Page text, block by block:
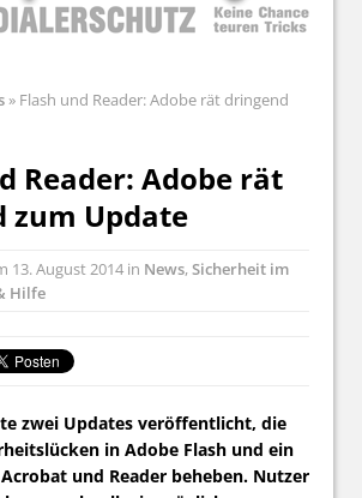
» Flash und Reader: Adobe rät dringend
Reader: Adobe rät
zum Update
13. August 2014 in News,Sicherheit im
Hilfe
zwei Updates veröffentlicht, die
in Adobe Flash und ein
und Reader beheben. Nutzer